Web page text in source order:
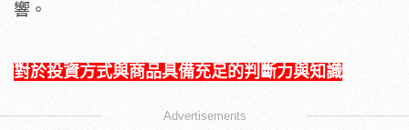
響。
對於投資方式與商品具備充足的判斷力與知識
Advertisements